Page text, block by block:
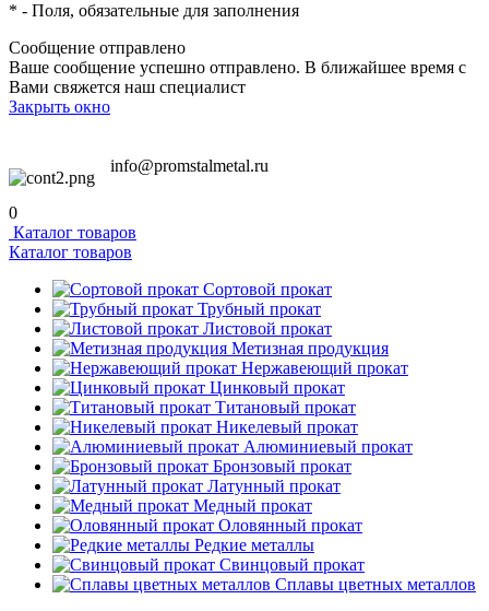
* - Поля, обязательные для заполнения
Сообщение отправлено
Ваше сообщение успешно отправлено. В ближайшее время с
Вами свяжется наш специалист
Закрыть окно
info@promstalmetal.ru
0
Каталог товаров
Каталог товаров
Сортовой прокат
Трубный прокат
Листовой прокат
Метизная продукция
Нержавеющий прокат
Цинковый прокат
Титановый прокат
Никелевый прокат
Алюминиевый прокат
Бронзовый прокат
Латунный прокат
Медный прокат
Оловянный прокат
Редкие металлы
Свинцовый прокат
Сплавы цветных металлов